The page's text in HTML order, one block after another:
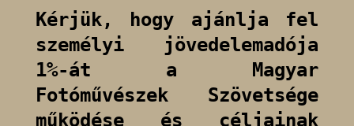
Kérjük, hogy ajánlja fel
személyi jövedelemadója
1%-át a Magyar
Fotóművészek Szövetsége
működése és céljainak